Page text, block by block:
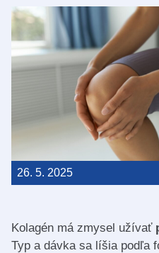
26. 5. 2025
Kolagén má zmysel užívať
Typ a dávka sa líšia podľa